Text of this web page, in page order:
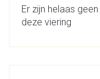
Er zijn helaas
deze viering